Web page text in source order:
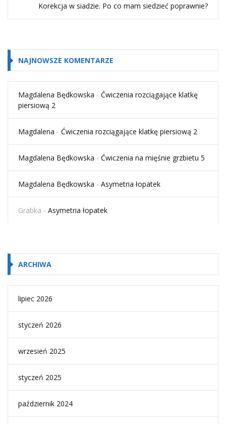
Korekcja w siadzie. Po co mam siedzieć poprawnie?
NAJNOWSZE KOMENTARZE
Magdalena Będkowska - Ćwiczenia rozciągające klatkę
piersiową 2
Magdalena - Ćwiczenia rozciągające klatkę piersiową 2
Magdalena Będkowska - Ćwiczenia na mięśnie grzbietu 5
Magdalena Będkowska - Asymetria łopatek
Grabka - Asymetria łopatek
ARCHIWA
lipiec 2026
styczeń 2026
wrzesień 2025
styczeń 2025
październik 2024